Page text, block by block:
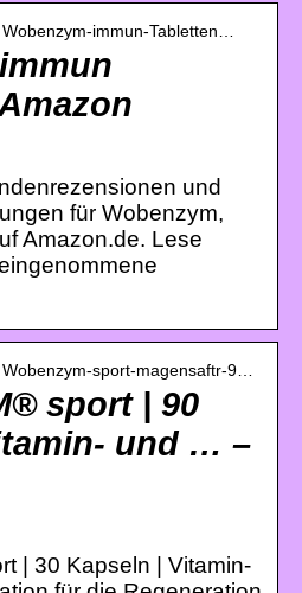
immun-Tabletten…
und
für Wobenzym,
Amazon.de. Lese
sport-magensaftr-9…
sport | 90
und … –
| 30 Kapseln | Vitamin-